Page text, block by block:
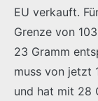
EU verkauft.
Grenze von
23 Gramm
muss von jetzt
und hat mit 28